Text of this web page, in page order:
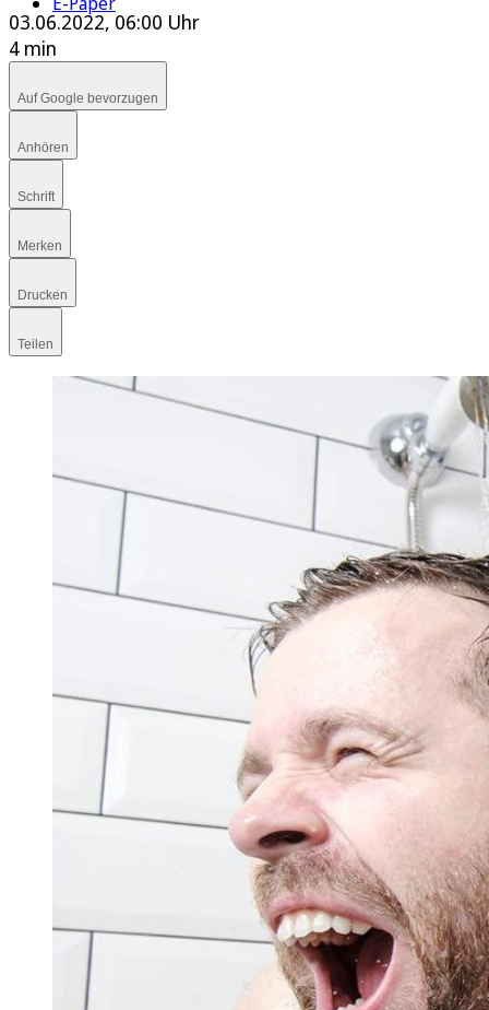
03.06.2022, 06:00 Uhr
4 min
Auf Google bevorzugen
Anhören
Schrift
Merken
Drucken
Teilen